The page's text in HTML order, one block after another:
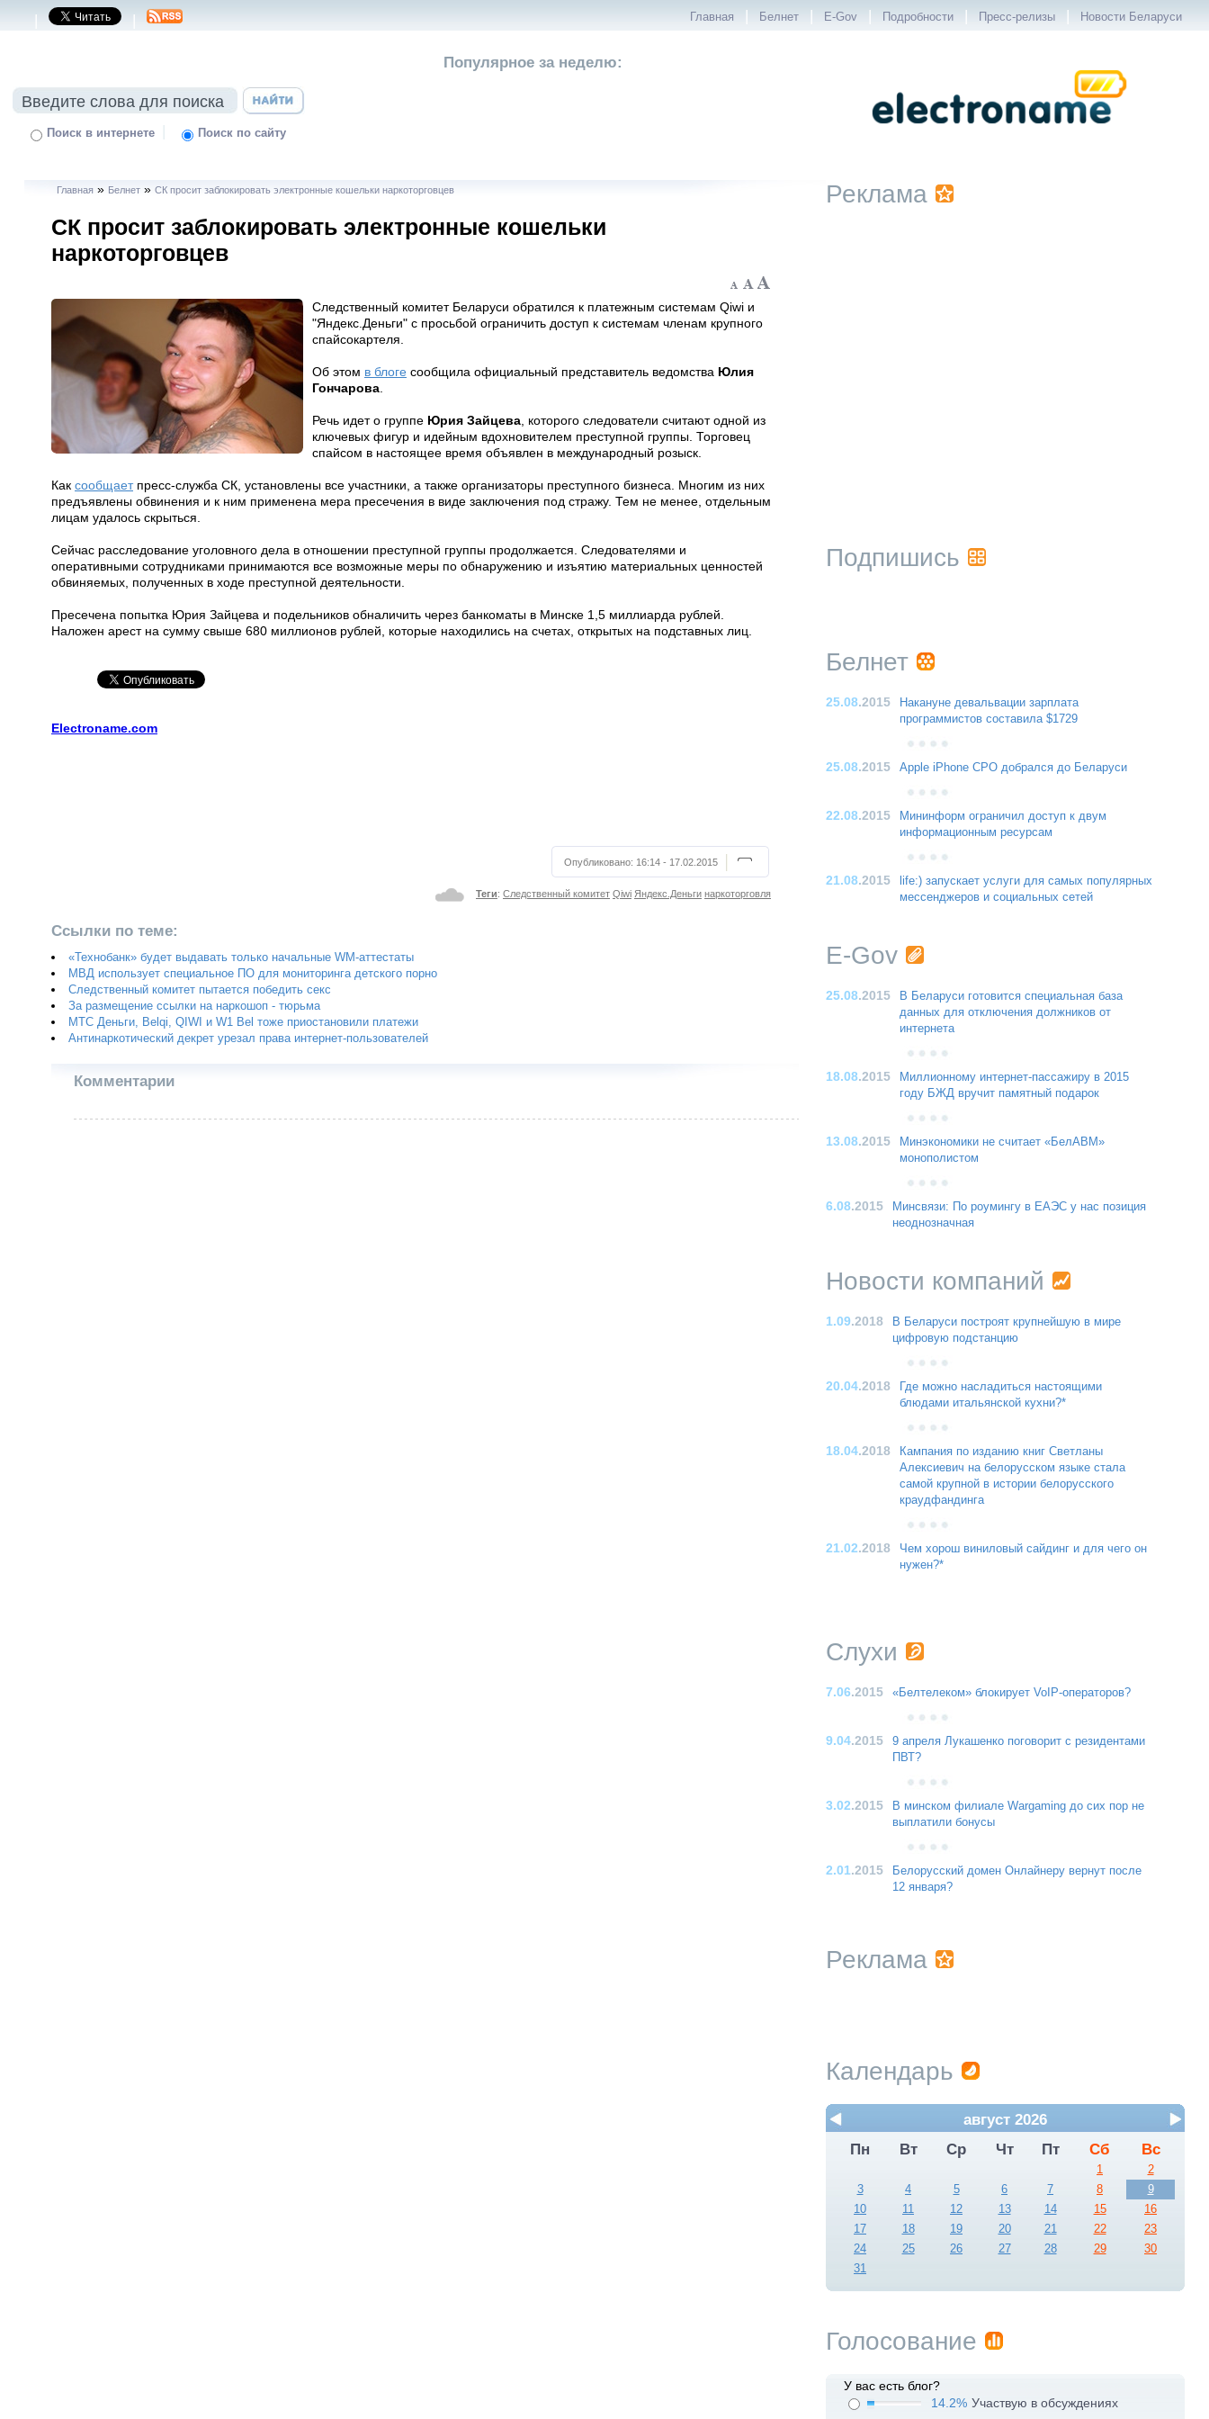
| | Главная | Белнет | E-Gov | Подробности | Пресс-релизы | Новости Беларуси
Поиск в интернете | Поиск по сайту
Популярное за неделю:
Главная » Белнет» СК просит заблокировать электронные кошельки наркоторговцев
СК просит заблокировать электронные кошельки
наркоторговцев
Следственный комитет Беларуси обратился к платежным системам Qiwi и
"Яндекс.Деньги" с просьбой ограничить доступ к системам членам крупного
спайсокартеля.
Об этом в блоге сообщила официальный представитель ведомства Юлия
Гончарова
Речь идет о группе Юрия Зайцева , которого следователи считают одной из
ключевых фигур и идейным вдохновителем преступной группы. Торговец
спайсом в настоящее время объявлен в международный розыск.
Как сообщаетпресс-служба СК, установлены все участники, а также организаторы преступного бизнеса. Многим из них
предъявлены обвинения и к ним применена мера пресечения в виде заключения под стражу. Тем не менее, отдельным
лицам удалось скрыться.
Сейчас расследование уголовного дела в отношении преступной группы продолжается. Следователями и
оперативными сотрудниками принимаются все возможные меры по обнаружению и изъятию материальных ценностей
обвиняемых, полученных в ходе преступной деятельности.
Пресечена попытка Юрия Зайцева и подельников обналичить через банкоматы в Минске 1,5 миллиарда рублей.
Наложен арест на сумму свыше 680 миллионов рублей, которые находились на счетах, открытых на подставных лиц.
Electroname.com
Опубликовано: 16:14 - 17.02.2015
Теги: Следственный комитет Qiwi Яндекс.Деньги наркоторговля
Ссылки по теме:
«Технобанк» будет выдавать только начальные WM-аттестаты
МВД использует специальное ПО для мониторинга детского порно
Следственный комитет пытается победить секс
За размещение ссылки на наркошоп - тюрьма
МТС Деньги, Belqi, QIWI и W1 Bel тоже приостановили платежи
Антинаркотический декрет урезал права интернет-пользователей
Комментарии
Реклама
Подпишись
Белнет
25.08.2015
Накануне девальвации зарплата
программистов составила $1729
25.08.2015 Apple iPhone CPO добрался до Беларуси
22.08.2015
Мининформ ограничил доступ к двум
информационным ресурсам
21.08.2015
life:) запускает услуги для самых популярных
мессенджеров и социальных сетей
E-Gov
25.08.2015
В Беларуси готовится специальная база
данных для отключения должников от
интернета
18.08.2015
Миллионному интернет-пассажиру в 2015
году БЖД вручит памятный подарок
13.08.2015
Минэкономики не считает «БелАВМ»
монополистом
6.08.2015
Минсвязи: По роумингу в ЕАЭС у нас позиция
неоднозначная
Новости компаний
1.09.2018
В Беларуси построят крупнейшую в мире
цифровую подстанцию
20.04.2018
Где можно насладиться настоящими
блюдами итальянской кухни?*
18.04.2018
Кампания по изданию книг Светланы
Алексиевич на белорусском языке стала
самой крупной в истории белорусского
краудфандинга
21.02.2018
Чем хорош виниловый сайдинг и для чего он
нужен?*
Слухи
7.06.2015 «Белтелеком» блокирует VoIP-операторов?
9.04.2015
9 апреля Лукашенко поговорит с резидентами
ПВТ?
3.02.2015
В минском филиале Wargaming до сих пор не
выплатили бонусы
2.01.2015
Белорусский домен Онлайнеру вернут после
12 января?
Реклама
Календарь
август 2026
Пн
Вт Ср Чт Пт Сб Вс
1
2
3
4 5 6 7 8
9
10
11 12 13 14 15
16
17
18 19 20 21 22
23
24
25 26 27 28 29
30
31
Голосование
У вас есть блог?
14.2% Участвую в обсуждениях